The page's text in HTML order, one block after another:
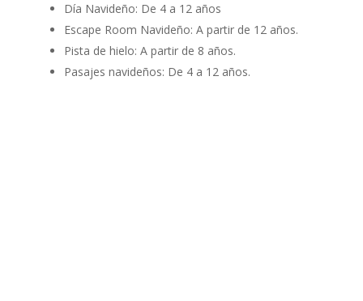
Día Navideño: De 4 a 12 años
Escape Room Navideño: A partir de 12 años.
Pista de hielo: A partir de 8 años.
Pasajes navideños: De 4 a 12 años.